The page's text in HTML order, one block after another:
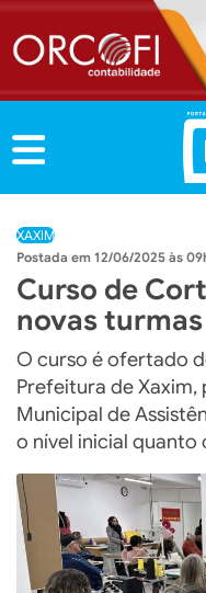
XAXIM
12/06/2025 às
Curso de
novas
O curso é ofertado
Prefeitura de
Municipal de
o nível inicial quanto